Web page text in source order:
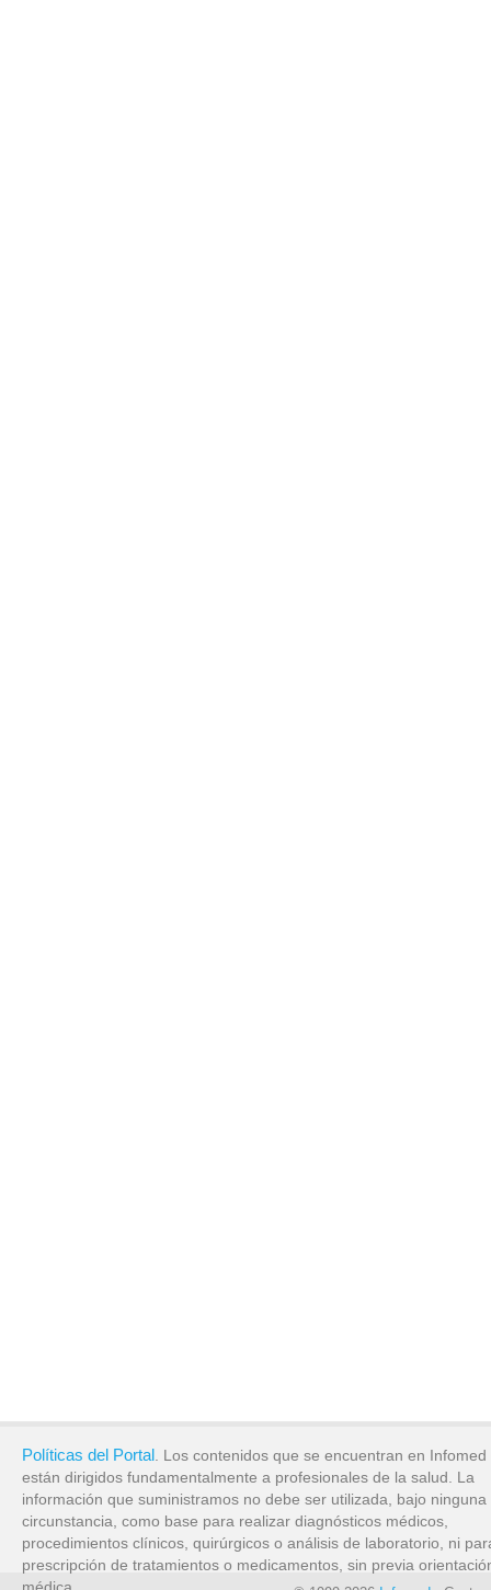
Políticas del Portal. Los contenidos que se encuentran en Infomed
están dirigidos fundamentalmente a profesionales de la salud. La
información que suministramos no debe ser utilizada, bajo ninguna
circunstancia, como base para realizar diagnósticos médicos,
procedimientos clínicos, quirúrgicos o análisis de laboratorio, ni
prescripción de tratamientos o medicamentos, sin previa